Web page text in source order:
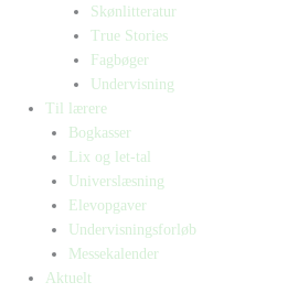
Skønlitteratur
True Stories
Fagbøger
Undervisning
Til lærere
Bogkasser
Lix og let-tal
Universlæsning
Elevopgaver
Undervisningsforløb
Messekalender
Aktuelt